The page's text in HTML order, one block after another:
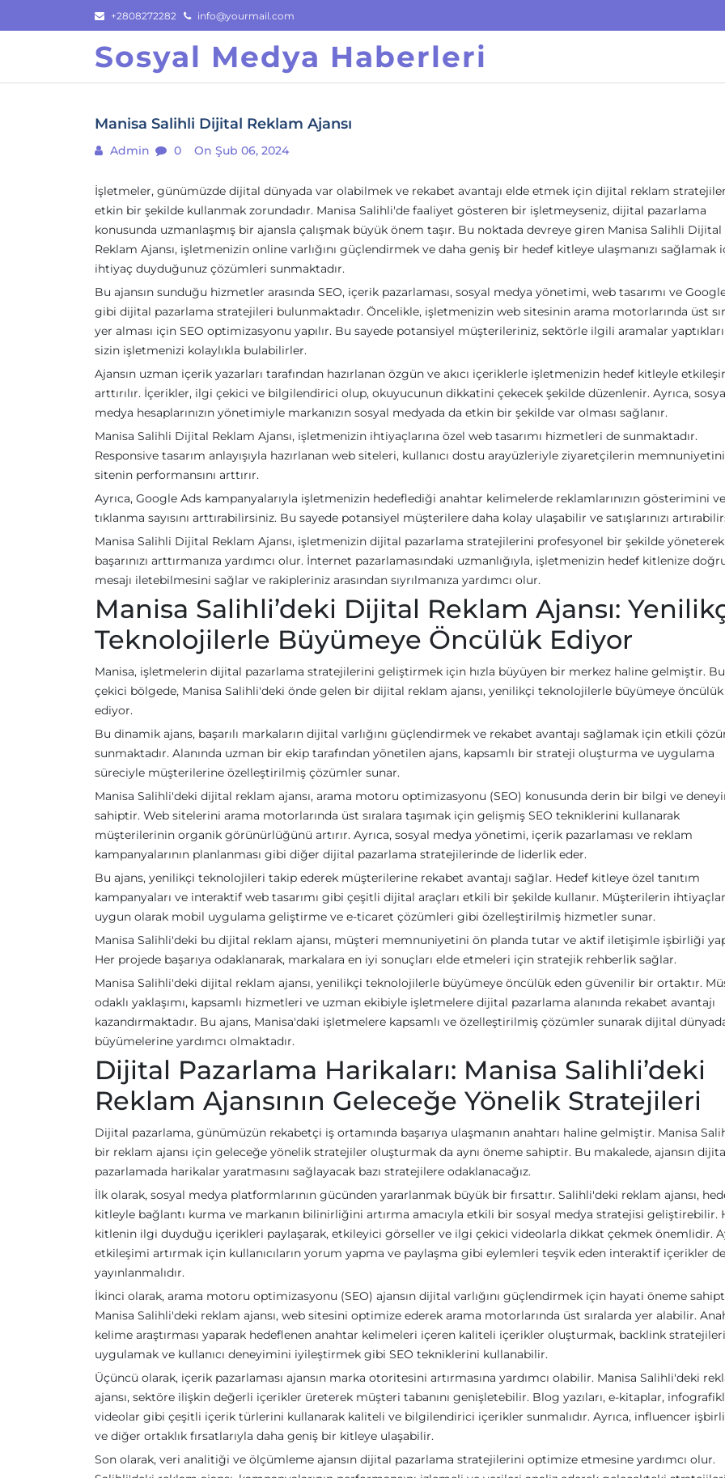
to
+2808272282 info@yourmail.com
Sosyal Medya Haberleri
Manisa Salihli Dijital Reklam Ajansı
Admin 0 On Şub 06, 2024
İşletmeler, günümüzde dijital dünyada var olabilmek ve rekabet avantajı elde etmek için dijital reklam
etkin bir şekilde kullanmak zorundadır. Manisa Salihli'de faaliyet gösteren bir işletmeyseniz, dijital pazarlama
konusunda uzmanlaşmış bir ajansla çalışmak büyük önem taşır. Bu noktada devreye giren Manisa Salihli Dijital
Reklam Ajansı, işletmenizin online varlığını güçlendirmek ve daha geniş bir hedef kitleye ulaşmanızı sağlamak
ihtiyaç duyduğunuz çözümleri sunmaktadır.
Bu ajansın sunduğu hizmetler arasında SEO, içerik pazarlaması, sosyal medya yönetimi, web tasarımı ve
gibi dijital pazarlama stratejileri bulunmaktadır. Öncelikle, işletmenizin web sitesinin arama motorlarında üst
yer alması için SEO optimizasyonu yapılır. Bu sayede potansiyel müşterileriniz, sektörle ilgili aramalar
sizin işletmenizi kolaylıkla bulabilirler.
Ajansın uzman içerik yazarları tarafından hazırlanan özgün ve akıcı içeriklerle işletmenizin hedef kitleyle
arttırılır. İçerikler, ilgi çekici ve bilgilendirici olup, okuyucunun dikkatini çekecek şekilde düzenlenir. Ayrıca,
medya hesaplarınızın yönetimiyle markanızın sosyal medyada da etkin bir şekilde var olması sağlanır.
Manisa Salihli Dijital Reklam Ajansı, işletmenizin ihtiyaçlarına özel web tasarımı hizmetleri de sunmaktadır.
Responsive tasarım anlayışıyla hazırlanan web siteleri, kullanıcı dostu arayüzleriyle ziyaretçilerin
sitenin performansını arttırır.
Ayrıca, Google Ads kampanyalarıyla işletmenizin hedeflediği anahtar kelimelerde reklamlarınızın gösterimini ve
tıklanma sayısını arttırabilirsiniz. Bu sayede potansiyel müşterilere daha kolay ulaşabilir ve satışlarınızı
Manisa Salihli Dijital Reklam Ajansı, işletmenizin dijital pazarlama stratejilerini profesyonel bir şekilde
başarınızı arttırmanıza yardımcı olur. İnternet pazarlamasındaki uzmanlığıyla, işletmenizin hedef kitlenize
mesajı iletebilmesini sağlar ve rakipleriniz arasından sıyrılmanıza yardımcı olur.
Manisa Salihli’deki Dijital Reklam Ajansı:
Teknolojilerle Büyümeye Öncülük Ediyor
Manisa, işletmelerin dijital pazarlama stratejilerini geliştirmek için hızla büyüyen bir merkez haline gelmiştir.
çekici bölgede, Manisa Salihli'deki önde gelen bir dijital reklam ajansı, yenilikçi teknolojilerle büyümeye öncülük
ediyor.
Bu dinamik ajans, başarılı markaların dijital varlığını güçlendirmek ve rekabet avantajı sağlamak için etkili
sunmaktadır. Alanında uzman bir ekip tarafından yönetilen ajans, kapsamlı bir strateji oluşturma ve uygulama
süreciyle müşterilerine özelleştirilmiş çözümler sunar.
Manisa Salihli'deki dijital reklam ajansı, arama motoru optimizasyonu (SEO) konusunda derin bir bilgi ve
sahiptir. Web sitelerini arama motorlarında üst sıralara taşımak için gelişmiş SEO tekniklerini kullanarak
müşterilerinin organik görünürlüğünü artırır. Ayrıca, sosyal medya yönetimi, içerik pazarlaması ve reklam
kampanyalarının planlanması gibi diğer dijital pazarlama stratejilerinde de liderlik eder.
Bu ajans, yenilikçi teknolojileri takip ederek müşterilerine rekabet avantajı sağlar. Hedef kitleye özel tanıtım
kampanyaları ve interaktif web tasarımı gibi çeşitli dijital araçları etkili bir şekilde kullanır. Müşterilerin
uygun olarak mobil uygulama geliştirme ve e-ticaret çözümleri gibi özelleştirilmiş hizmetler sunar.
Manisa Salihli'deki bu dijital reklam ajansı, müşteri memnuniyetini ön planda tutar ve aktif iletişimle işbirliği
Her projede başarıya odaklanarak, markalara en iyi sonuçları elde etmeleri için stratejik rehberlik sağlar.
Manisa Salihli'deki dijital reklam ajansı, yenilikçi teknolojilerle büyümeye öncülük eden güvenilir bir ortaktır.
odaklı yaklaşımı, kapsamlı hizmetleri ve uzman ekibiyle işletmelere dijital pazarlama alanında rekabet avantajı
kazandırmaktadır. Bu ajans, Manisa'daki işletmelere kapsamlı ve özelleştirilmiş çözümler sunarak dijital
büyümelerine yardımcı olmaktadır.
Dijital Pazarlama Harikaları: Manisa Salihli’deki
Reklam Ajansının Geleceğe Yönelik Stratejileri
Dijital pazarlama, günümüzün rekabetçi iş ortamında başarıya ulaşmanın anahtarı haline gelmiştir. Manisa
bir reklam ajansı için geleceğe yönelik stratejiler oluşturmak da aynı öneme sahiptir. Bu makalede, ajansın
pazarlamada harikalar yaratmasını sağlayacak bazı stratejilere odaklanacağız.
İlk olarak, sosyal medya platformlarının gücünden yararlanmak büyük bir fırsattır. Salihli'deki reklam ajansı,
kitleyle bağlantı kurma ve markanın bilinirliğini artırma amacıyla etkili bir sosyal medya stratejisi geliştirebilir.
kitlenin ilgi duyduğu içerikleri paylaşarak, etkileyici görseller ve ilgi çekici videolarla dikkat çekmek önemlidir.
etkileşimi artırmak için kullanıcıların yorum yapma ve paylaşma gibi eylemleri teşvik eden interaktif içerikler de
yayınlanmalıdır.
İkinci olarak, arama motoru optimizasyonu (SEO) ajansın dijital varlığını güçlendirmek için hayati öneme
Manisa Salihli'deki reklam ajansı, web sitesini optimize ederek arama motorlarında üst sıralarda yer alabilir.
kelime araştırması yaparak hedeflenen anahtar kelimeleri içeren kaliteli içerikler oluşturmak, backlink stratejileri
uygulamak ve kullanıcı deneyimini iyileştirmek gibi SEO tekniklerini kullanabilir.
Üçüncü olarak, içerik pazarlaması ajansın marka otoritesini artırmasına yardımcı olabilir. Manisa Salihli'deki
ajansı, sektöre ilişkin değerli içerikler üreterek müşteri tabanını genişletebilir. Blog yazıları, e-kitaplar,
videolar gibi çeşitli içerik türlerini kullanarak kaliteli ve bilgilendirici içerikler sunmalıdır. Ayrıca, influencer
ve diğer ortaklık fırsatlarıyla daha geniş bir kitleye ulaşabilir.
Son olarak, veri analitiği ve ölçümleme ajansın dijital pazarlama stratejilerini optimize etmesine yardımcı olur.